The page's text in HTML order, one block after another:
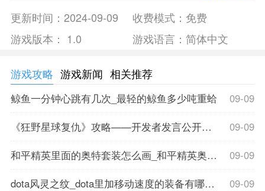
点，如果可能的话，还要打破记录。
3、赛车漂移计划游戏中将有一个任务模式和一个无尽模
赛车漂移计划优势
1、在这款游戏中，你要有驾驶技术，你可以通过更多的
2、不同的场景和更多的免费地图，更多的测试轨道，让
游戏变得更刺激。
3、赛车漂移计划游戏中你将可以ky 选择三种不同的视
角：司机视角、后方视角和主电影视角。
更新时间： 2024-09-09 收费模式： 免费
游戏版本： 1.0 游戏语言： 简体中文
游戏攻略 游戏新闻 相关推荐
09-09
鲸鱼一分钟心跳有几次_最轻的鲸鱼多少吨重蛤
09-09
《狂野星球复仇》攻略——开发者发言公开反对微交易设计
09-09
和平精英里面的奥特套装怎么画_和平精英奥特曼还能再返场吗
09-09
dota风灵之纹_dota里加移动速度的装备有哪些，具体列